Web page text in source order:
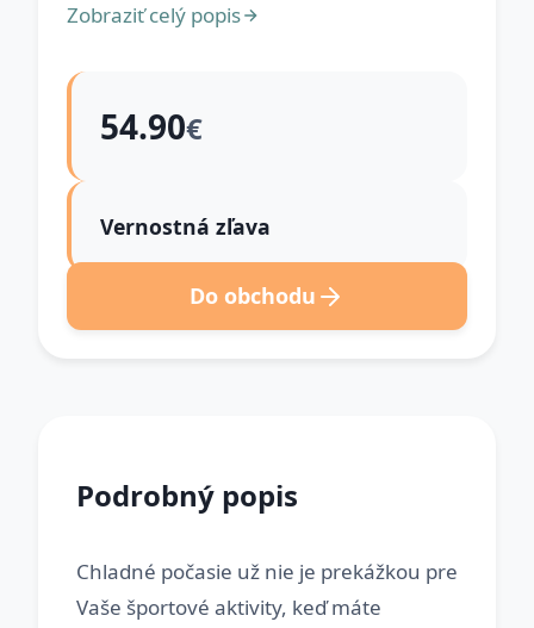
Zobraziť celý popis
54.90€
Vernostná zľava
Do obchodu
Podrobný popis
Chladné počasie už nie je prekážkou pre
Vaše športové aktivity, keď máte